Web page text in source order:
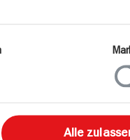
Alle
Hauptspeisen